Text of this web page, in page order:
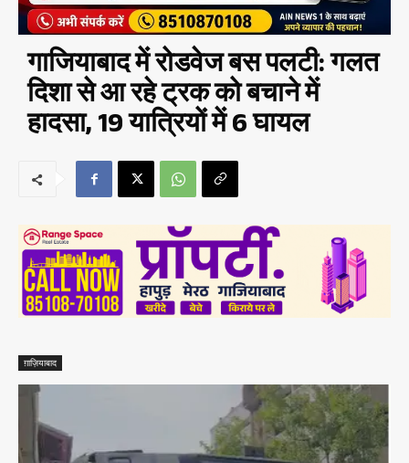
गाजियाबाद में रोडवेज बस पलटी: गलत
दिशा से आ रहे ट्रक को बचाने में
हादसा, 19 यात्रियों में 6 घायल
ग़ाज़ियाबाद